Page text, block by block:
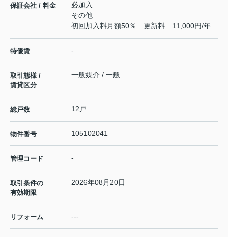
保証会社 / 料金
必加入
その他
初回加入料月額50％ 更新料 11,000円/年
特優賃 -
取引態様 /
賃貸区分
一般媒介 / 一般
総戸数 12戸
物件番号 105102041
管理コード -
取引条件の
有効期限
2026年08月20日
リフォーム ---